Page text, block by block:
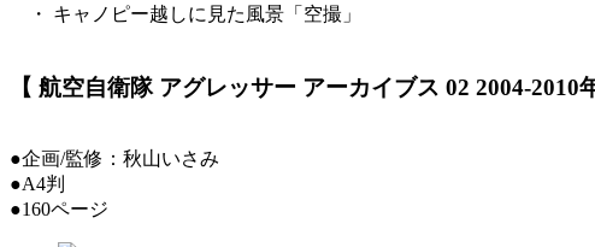
・ キャノピー越しに見た風景「空撮」
【 航空自衛隊 アグレッサー アーカイブス 02 2004-2010
●企画/監修：秋山いさみ
●A4判
●160ページ